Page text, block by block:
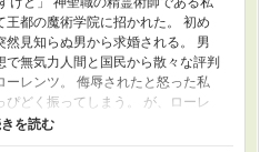
都の魔術学院に招かれた。 初め
見知らぬ男から求婚される。 男
で無気力人間と国民から散々な評判
レンツ。 侮辱されたと怒った私
どく振ってしまう。 が、ローレ
ない。それどころか、一体この男の